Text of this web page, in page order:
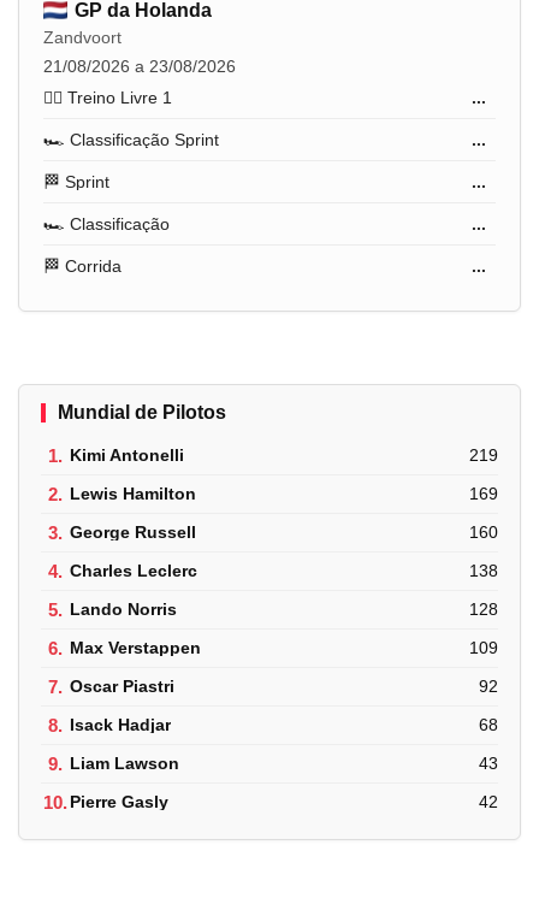
GP da Holanda
Zandvoort
21/08/2026 a 23/08/2026
🏋️‍♂️ Treino Livre 1
...
🏎️ Classificação Sprint ...
🏁 Sprint ...
🏎️ Classificação ...
🏁 Corrida ...
Mundial de Pilotos
1. Kimi Antonelli 219
2. Lewis Hamilton 169
3. George Russell 160
4. Charles Leclerc 138
5. Lando Norris 128
6. Max Verstappen 109
7. Oscar Piastri 92
8. Isack Hadjar 68
9. Liam Lawson 43
10.Pierre Gasly 42